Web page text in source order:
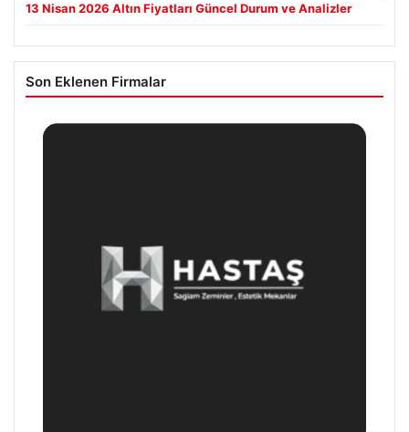
13 Nisan 2026 Altın Fiyatları Güncel Durum ve Analizler
Son Eklenen Firmalar